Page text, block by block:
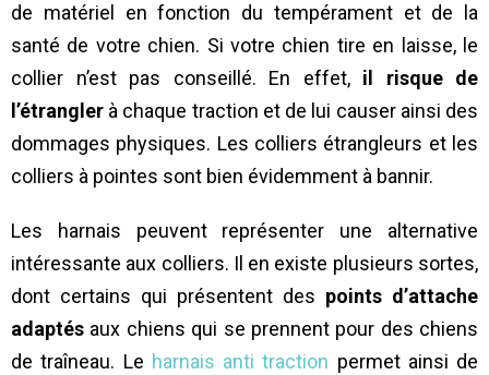
de matériel en fonction du tempérament et de la
santé de votre chien. Si votre chien tire en laisse, le
collier n’est pas conseillé. En effet,il risque de
l’étrangler à chaque traction et de lui causer ainsi des
dommages physiques. Les colliers étrangleurs et les
colliers à pointes sont bien évidemment à bannir.
Les harnais peuvent représenter une alternative
intéressante aux colliers. Il en existe plusieurs sortes,
dont certains qui présentent des points d’attache
adaptés aux chiens qui se prennent pour des chiens
de traîneau. Le harnais anti traction permet ainsi de